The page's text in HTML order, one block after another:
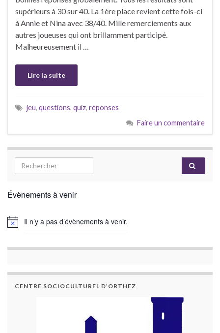
supérieurs à 30 sur 40. La 1ère place revient cette fois-ci
à Annie et Nina avec 38/40. Mille remerciements aux
autres joueuses qui ont brillamment participé.
Malheureusement il …
Lire la suite
jeu, questions, quiz, réponses
Faire un commentaire
Évènements à venir
Il n’y a pas d’évènements à venir.
CENTRE SOCIOCULTUREL D’ORTHEZ